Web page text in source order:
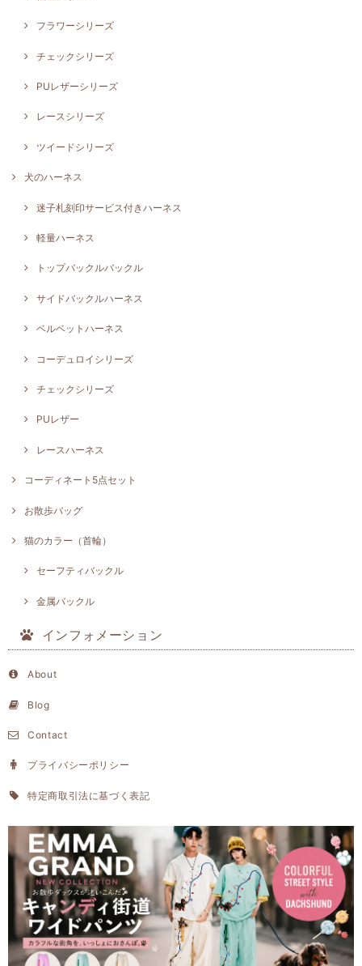
フラワーシリーズ
チェックシリーズ
PUレザーシリーズ
レースシリーズ
ツイードシリーズ
犬のハーネス
迷子札刻印サービス付きハーネス
軽量ハーネス
トップバックルバックル
サイドバックルハーネス
ベルベットハーネス
コーデュロイシリーズ
チェックシリーズ
PUレザー
レースハーネス
コーディネート5点セット
お散歩バッグ
猫のカラー（首輪）
セーフティバックル
金属バックル
インフォメーション
About
Blog
Contact
プライバシーポリシー
特定商取引法に基づく表記